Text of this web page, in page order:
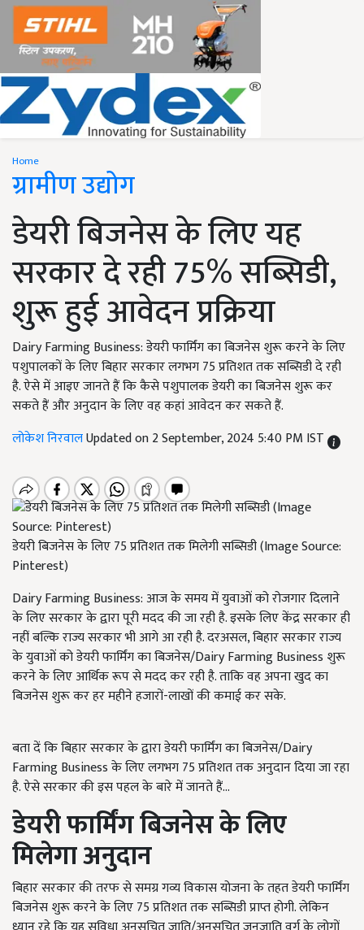
Home
ग्रामीण उद्योग
डेयरी बिजनेस के लिए यह
सरकार दे रही 75% सब्सिडी,
शुरू हुई आवेदन प्रक्रिया
Dairy Farming Business: डेयरी फार्मिंग का बिजनेस शुरू करने के लिए
पशुपालकों के लिए बिहार सरकार लगभग 75 प्रतिशत तक सब्सिडी दे रही
है. ऐसे में आइए जानते हैं कि कैसे पशुपालक डेयरी का बिजनेस शुरू कर
सकते हैं और अनुदान के लिए वह कहां आवेदन कर सकते हैं.
लोकेश निरवालUpdated on 2 September, 2024 5:40 PM IST
डेयरी बिजनेस के लिए 75 प्रतिशत तक मिलेगी सब्सिडी (Image Source:
Pinterest)
Dairy Farming Business: आज के समय में युवाओं को रोजगार दिलाने
के लिए सरकार के द्वारा पूरी मदद की जा रही है. इसके लिए केंद्र सरकार ही
नहीं बल्कि राज्य सरकार भी आगे आ रही है. दरअसल, बिहार सरकार राज्य
के युवाओं को डेयरी फार्मिंग का बिजनेस/Dairy Farming Business शुरू
करने के लिए आर्थिक रूप से मदद कर रही है. ताकि वह अपना खुद का
बिजनेस शुरू कर हर महीने हजारों-लाखों की कमाई कर सके.
बता दें कि बिहार सरकार के द्वारा डेयरी फार्मिंग का बिजनेस/Dairy
Farming Business के लिए लगभग 75 प्रतिशत तक अनुदान दिया जा रहा
है. ऐसे सरकार की इस पहल के बारे में जानते हैं...
डेयरी फार्मिंग बिजनेस के लिए
मिलेगा अनुदान
बिहार सरकार की तरफ से समग्र गव्य विकास योजना के तहत डेयरी फार्मिंग
बिजनेस शुरू करने के लिए 75 प्रतिशत तक सब्सिडी प्राप्त होगी. लेकिन